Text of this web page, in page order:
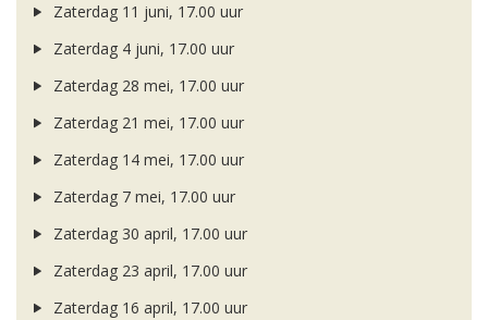
Zaterdag 11 juni, 17.00 uur
Zaterdag 4 juni, 17.00 uur
Zaterdag 28 mei, 17.00 uur
Zaterdag 21 mei, 17.00 uur
Zaterdag 14 mei, 17.00 uur
Zaterdag 7 mei, 17.00 uur
Zaterdag 30 april, 17.00 uur
Zaterdag 23 april, 17.00 uur
Zaterdag 16 april, 17.00 uur